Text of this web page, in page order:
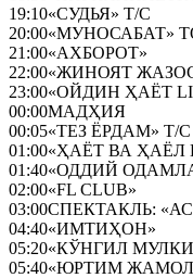
19:10«СУДЬЯ» Т/С
20:00«МУНОСАБАТ»
21:00«АХБОРОТ»
22:00«ЖИНОЯТ
23:00«ОЙДИН ҲАЁТ
00:00МАДҲИЯ
00:05«ТЕЗ ЁРДАМ» Т/С
01:00«ҲАЁТ ВА ҲАЁЛ
01:40«ОДДИЙ
02:00«FL CLUB»
03:00СПЕКТАКЛЬ:
04:40«ИМТИҲОН»
05:20«КЎНГИЛ
05:40«ЮРТИМ